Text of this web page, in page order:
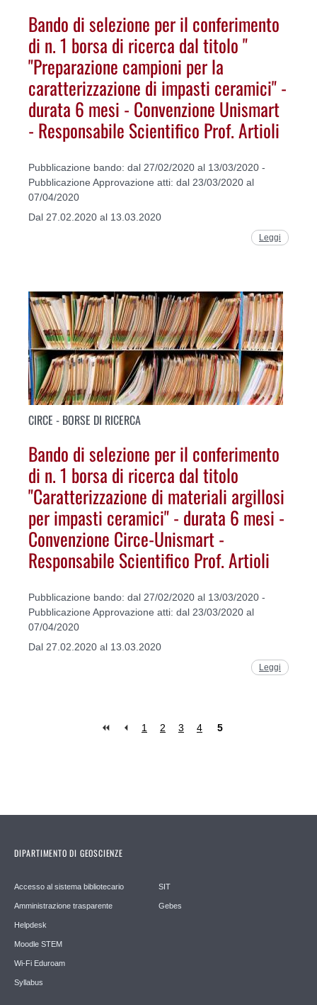
Bando di selezione per il conferimento
di n. 1 borsa di ricerca dal titolo "
"Preparazione campioni per la
caratterizzazione di impasti ceramici" -
durata 6 mesi - Convenzione Unismart
- Responsabile Scientifico Prof. Artioli
Pubblicazione bando: dal 27/02/2020 al 13/03/2020 -
Pubblicazione Approvazione atti: dal 23/03/2020 al
07/04/2020
Dal 27.02.2020 al 13.03.2020
Leggi
CIRCE - BORSE DI RICERCA
Bando di selezione per il conferimento
di n. 1 borsa di ricerca dal titolo
"Caratterizzazione di materiali argillosi
per impasti ceramici" - durata 6 mesi -
Convenzione Circe-Unismart -
Responsabile Scientifico Prof. Artioli
Pubblicazione bando: dal 27/02/2020 al 13/03/2020 -
Pubblicazione Approvazione atti: dal 23/03/2020 al
07/04/2020
Dal 27.02.2020 al 13.03.2020
Leggi
1 2 3 4 5
DIPARTIMENTO DI GEOSCIENZE
Accesso al sistema bibliotecario
Amministrazione trasparente
Helpdesk
Moodle STEM
Wi-Fi Eduroam
Syllabus
SIT
Gebes